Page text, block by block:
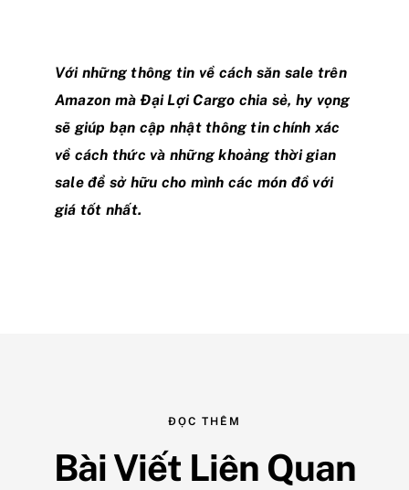
Với những thông tin về cách săn sale trên
Amazon mà Đại Lợi Cargo chia sẻ, hy vọng
sẽ giúp bạn cập nhật thông tin chính xác
về cách thức và những khoảng thời gian
sale để sở hữu cho mình các món đồ với
giá tốt nhất.
ĐỌC THÊM
Bài Viết Liên Quan